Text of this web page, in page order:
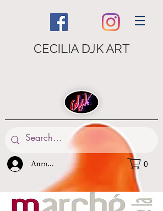
CECILIA DJK ART
Anmelden 0